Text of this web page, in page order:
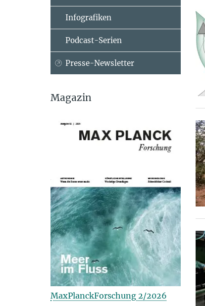
Infografiken
Podcast-Serien
Presse-Newsletter
Magazin
MaxPlanckForschung 2/2026